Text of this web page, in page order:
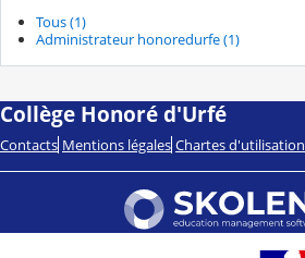
Tous (1)
Administrateur honoredurfe (1)
Collège Honoré d'Urfé
Contacts Mentions légales Chartes d'utilisation